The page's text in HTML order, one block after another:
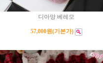
디아망 베레모
57,000원(기본가)